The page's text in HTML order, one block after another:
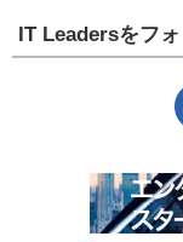
IT Leadersをフ